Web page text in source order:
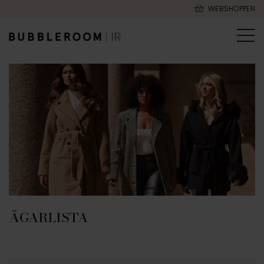
WEBSHOPPEN
ÄGARLISTA